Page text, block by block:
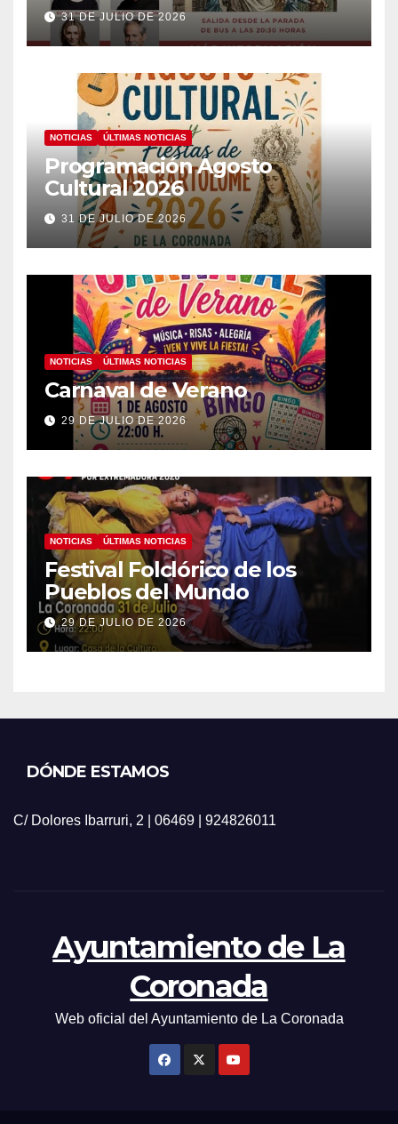
31 DE JULIO DE 2026
NOTICIAS ÚLTIMAS NOTICIAS
Programación Agosto
Cultural 2026
31 DE JULIO DE 2026
NOTICIAS ÚLTIMAS NOTICIAS
Carnaval de Verano
29 DE JULIO DE 2026
NOTICIAS ÚLTIMAS NOTICIAS
Festival Folclórico de los
Pueblos del Mundo
29 DE JULIO DE 2026
DÓNDE ESTAMOS
C/ Dolores Ibarruri, 2 | 06469 | 924826011
Ayuntamiento de La
Coronada
Web oficial del Ayuntamiento de La Coronada